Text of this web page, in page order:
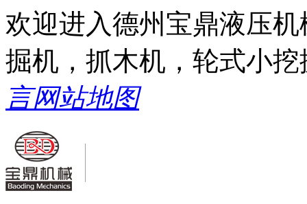
欢迎进入德州宝鼎液压
掘机，抓木机，轮式小
言网站地图